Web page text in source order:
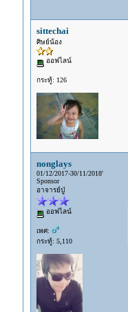
sittechai
ศิษย์น้อง
ออฟไลน์
กระทู้: 126
nonglays
01/12/2017-30/11/2018'
Sponsor
อาจารย์ปู่
ออฟไลน์
เพศ:
กระทู้: 5,110